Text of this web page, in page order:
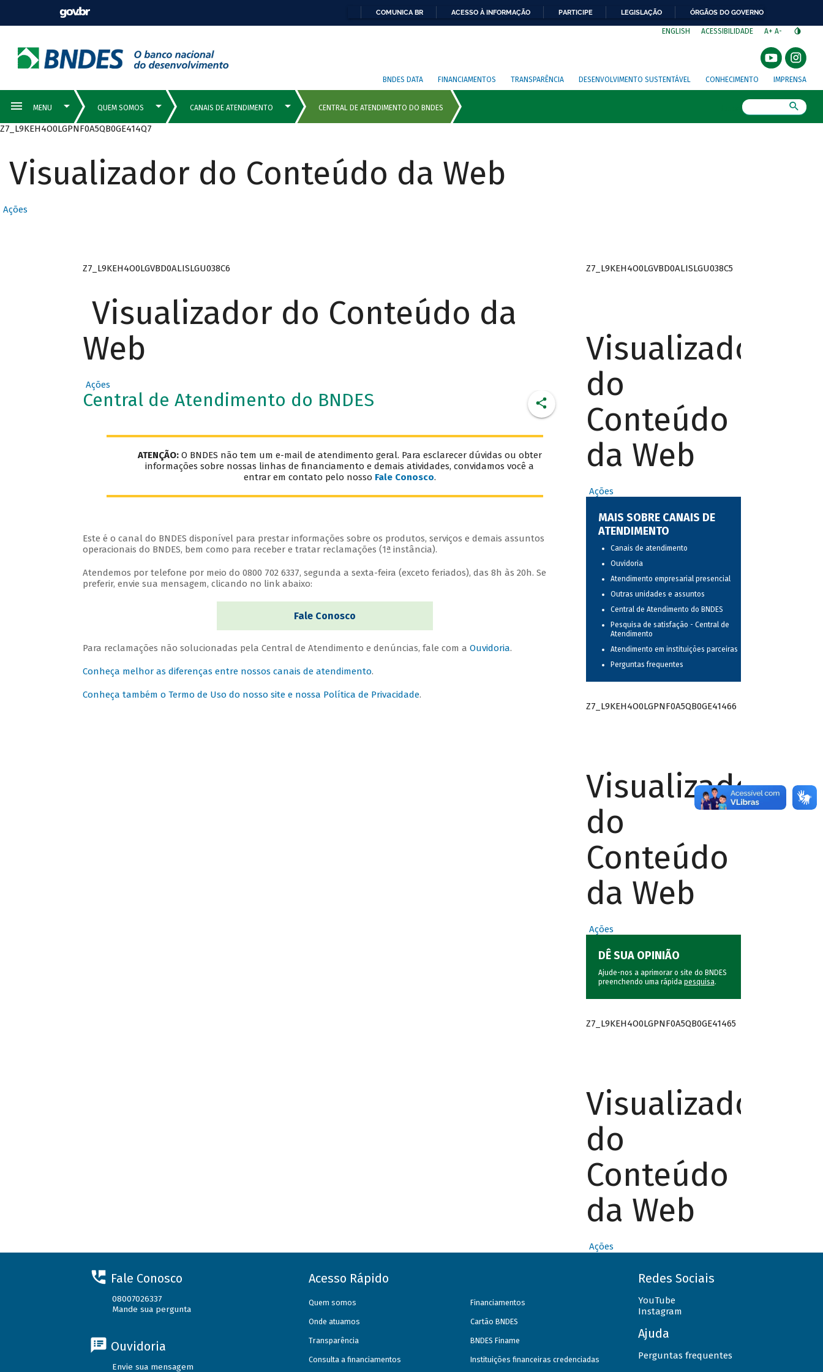
COMUNICA BR ACESSO À INFORMAÇÃO PARTICIPE LEGISLAÇÃO ÓRGÃOS DO GOVERNO
ENGLISH ACESSIBILIDADE A+ A-
BNDES DATA FINANCIAMENTOS TRANSPARÊNCIA DESENVOLVIMENTO SUSTENTÁVEL CONHECIMENTO IMPRENSA
Z7_L9KEH4O0LGPNF0A5QB0GE414Q7
Visualizador do Conteúdo da Web
Ações
Z7_L9KEH4O0LGVBD0ALISLGU038C6
Visualizador do Conteúdo da
Web
Ações
Central de Atendimento do BNDES
ATENÇÃO:O BNDES não tem um e-mail de atendimento geral. Para esclarecer dúvidas ou obter
informações sobre nossas linhas de financiamento e demais atividades, convidamos você a
entrar em contato pelo nosso Fale Conosco.
Este é o canal do BNDES disponível para prestar informações sobre os produtos, serviços e demais assuntos
operacionais do BNDES, bem como para receber e tratar reclamações (1ª instância).
Atendemos por telefone por meio do 0800 702 6337, segunda a sexta-feira (exceto feriados), das 8h às 20h. Se
preferir, envie sua mensagem, clicando no link abaixo:
Fale Conosco
Para reclamações não solucionadas pela Central de Atendimento e denúncias, fale com a Ouvidoria.
Conheça melhor as diferenças entre nossos canais de atendimento.
Conheça também o Termo de Uso do nosso site e nossa Política de Privacidade.
Z7_L9KEH4O0LGVBD0ALISLGU038C5
Visualizador
do
Conteúdo
da Web
Ações
MAIS SOBRE CANAIS DE
ATENDIMENTO
Canais de atendimento
Ouvidoria
Atendimento empresarial presencial
Outras unidades e assuntos
Central de Atendimento do BNDES
Pesquisa de satisfação - Central de
Atendimento
Atendimento em instituições parceiras
Perguntas frequentes
Z7_L9KEH4O0LGPNF0A5QB0GE41466
Visualizador
do
Conteúdo
da Web
Ações
DÊ SUA OPINIÃO
Ajude-nos a aprimorar o site do BNDES
preenchendo uma rápida pesquisa.
Z7_L9KEH4O0LGPNF0A5QB0GE41465
Visualizador
do
Conteúdo
da Web
Ações
Fale Conosco
08007026337
Mande sua pergunta
Ouvidoria
Envie sua mensagem
Acesso Rápido
Quem somos
Onde atuamos
Transparência
Consulta a financiamentos
Financiamentos
Cartão BNDES
BNDES Finame
Instituições financeiras credenciadas
Redes Sociais
YouTube
Instagram
Ajuda
Perguntas frequentes